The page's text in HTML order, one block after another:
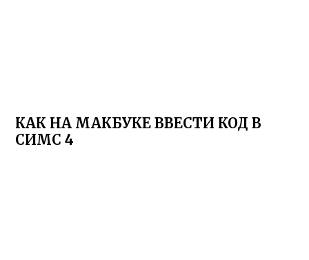
КАК НА МАКБУКЕ ВВЕСТИ КОД В
СИМС 4